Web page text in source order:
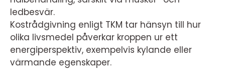
ledbesvär.
Kostrådgivning enligt TKM tar hänsyn till hur
olika livsmedel påverkar kroppen ur ett
energiperspektiv, exempelvis kylande eller
värmande egenskaper.